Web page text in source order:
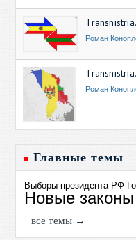
Роман
Роман
Главные темы
Выборы президента РФ
Новые законы
все темы →